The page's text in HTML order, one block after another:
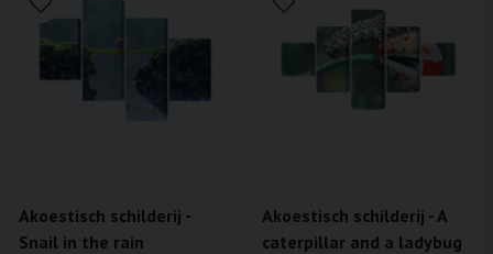
Akoestisch schilderij -
Snail in the rain
Akoestisch schilderij - A
caterpillar and a ladybug